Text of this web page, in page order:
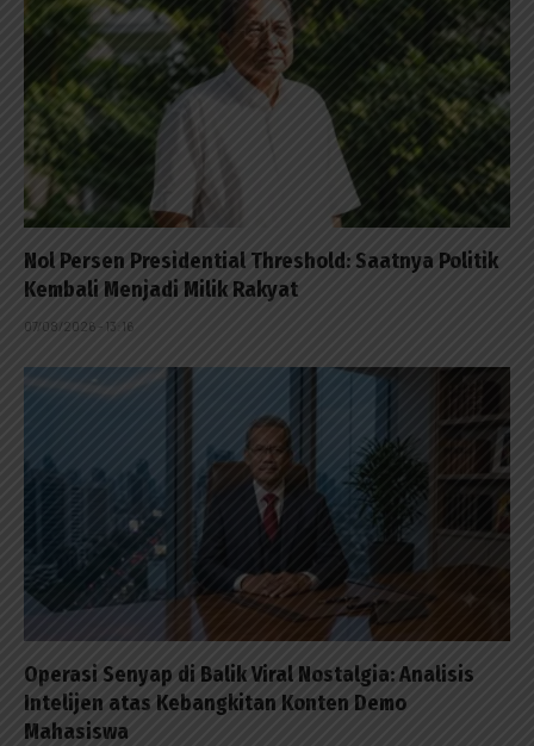
Nol Persen Presidential Threshold: Saatnya Politik
Kembali Menjadi Milik Rakyat
07/08/2026 - 13:16
Operasi Senyap di Balik Viral Nostalgia: Analisis
Intelijen atas Kebangkitan Konten Demo
Mahasiswa